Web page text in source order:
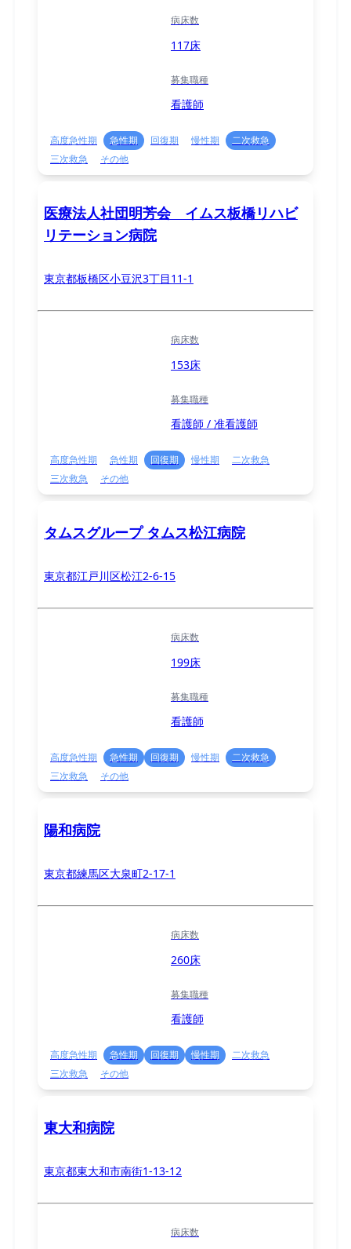
病床数
117床
募集職種
看護師
高度急性期 急性期 回復期 慢性期
二次救急
三次救急
その他
医療法人社団明芳会 イムス板橋リハビ
リテーション病院
東京都板橋区小豆沢3丁目11-1
病床数
153床
募集職種
看護師 / 准看護師
高度急性期 急性期 回復期 慢性期
二次救急
三次救急
その他
タムスグループ タムス松江病院
東京都江戸川区松江2-6-15
病床数
199床
募集職種
看護師
高度急性期 急性期 回復期 慢性期
二次救急
三次救急
その他
陽和病院
東京都練馬区大泉町2-17-1
病床数
260床
募集職種
看護師
高度急性期 急性期 回復期 慢性期
二次救急
三次救急
その他
東大和病院
東京都東大和市南街1-13-12
病床数